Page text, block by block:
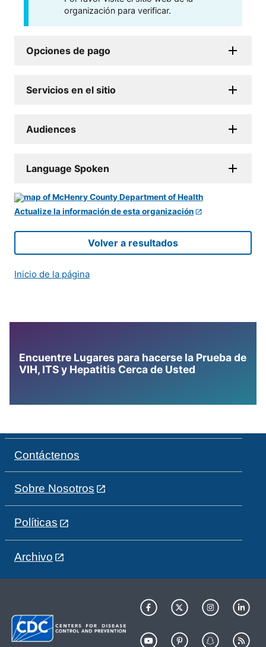
organización para verificar.
Opciones de pago
Servicios en el sitio
Audiences
Language Spoken
Actualize la información de esta organización
Volver a resultados
Inicio de la página
Encuentre Lugares para hacerse la Prueba de
VIH, ITS y Hepatitis Cerca de Usted
Contáctenos
Sobre Nosotros
Políticas
Archivo